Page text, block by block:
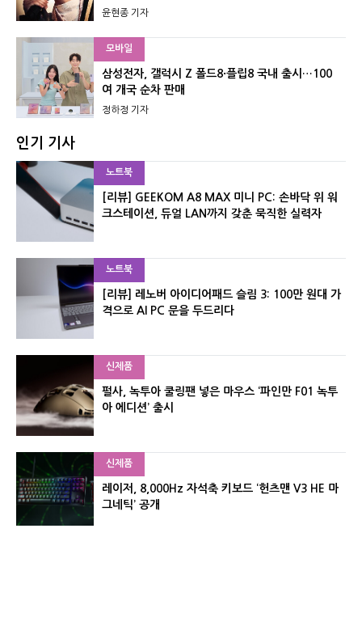
윤현종 기자
모바일
삼성전자, 갤럭시 Z 폴드8·플립8 국내 출시…100
여 개국 순차 판매
정하정 기자
인기 기사
노트북
[리뷰] GEEKOM A8 MAX 미니 PC: 손바닥 위 워
크스테이션, 듀얼 LAN까지 갖춘 묵직한 실력자
노트북
[리뷰] 레노버 아이디어패드 슬림 3: 100만 원대 가
격으로 AI PC 문을 두드리다
신제품
펄사, 녹투아 쿨링팬 넣은 마우스 ‘파인만 F01 녹투
아 에디션’ 출시
신제품
레이저, 8,000Hz 자석축 키보드 ‘헌츠맨 V3 HE 마
그네틱’ 공개